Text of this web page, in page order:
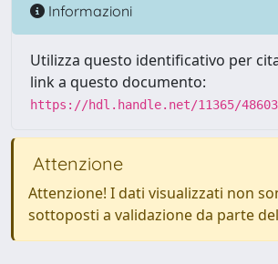
Informazioni
Utilizza questo identificativo per
link a questo documento:
https://hdl.handle.net/11365/48603
Attenzione
Attenzione! I dati visualizzati non
sottoposti a validazione da parte